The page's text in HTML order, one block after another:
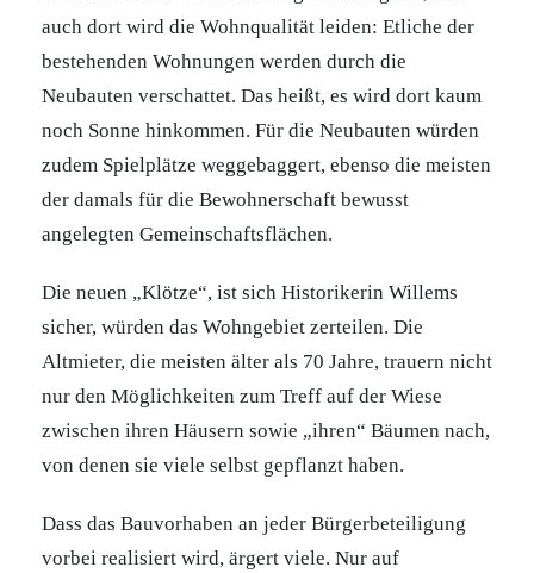
auch dort wird die Wohnqualität leiden: Etliche der
bestehenden Wohnungen werden durch die
Neubauten verschattet. Das heißt, es wird dort kaum
noch Sonne hinkommen. Für die Neubauten würden
zudem Spielplätze weggebaggert, ebenso die meisten
der damals für die Bewohnerschaft bewusst
angelegten Gemeinschaftsflächen.
Die neuen „Klötze“, ist sich Historikerin Willems
sicher, würden das Wohngebiet zerteilen. Die
Altmieter, die meisten älter als 70 Jahre, trauern nicht
nur den Möglichkeiten zum Treff auf der Wiese
zwischen ihren Häusern sowie „ihren“ Bäumen nach,
von denen sie viele selbst gepflanzt haben.
Dass das Bauvorhaben an jeder Bürgerbeteiligung
vorbei realisiert wird, ärgert viele. Nur auf